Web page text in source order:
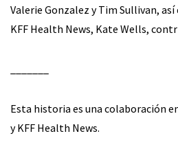
Valerie Gonzalez y Tim Sullivan,
KFF Health News, Kate Wells,
Esta historia es una colaboración
y KFF Health News.